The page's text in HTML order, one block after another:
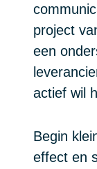
project
een
actief wil
Begin
effect en